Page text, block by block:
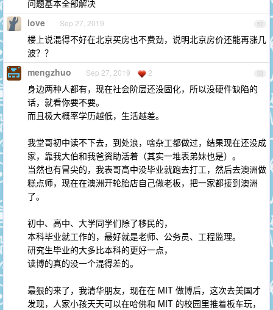
问题基本全部解决
52
love Sep 27, 2019
楼上说混得不好在北京买房也不费劲，说明北京房价还能再涨几
波？？
53
mengzhuo Sep 27, 2019 2
身边两种人都有，现在社会阶层还没固化，所以没硬件缺陷的
话，就看你要不要。
而且极大概率学历越低，生活越差。
我堂哥初中读不下去，到处浪，啥杂工都做过，结果现在还没成
家，靠我大伯和我爸资助活着（其实一堆表弟妹也是）。
当然也有冒尖的，我表哥高中没毕业就跑去打工，然后去澳洲做
糕点师，现在在澳洲开轮胎店自己做老板，把一家都接到澳洲
了。
初中、高中、大学同学们除了移民的，
本科毕业就工作的，最好就是老师、公务员、工程监理。
研究生毕业的大多比本科的更好一点，
读博的真的没一个混得差的。
最狠的来了，我清华朋友，现在在 MIT 做博后，这次去美国才
发现，人家小孩天天可以在哈佛和 MIT 的校园里推着板车玩，